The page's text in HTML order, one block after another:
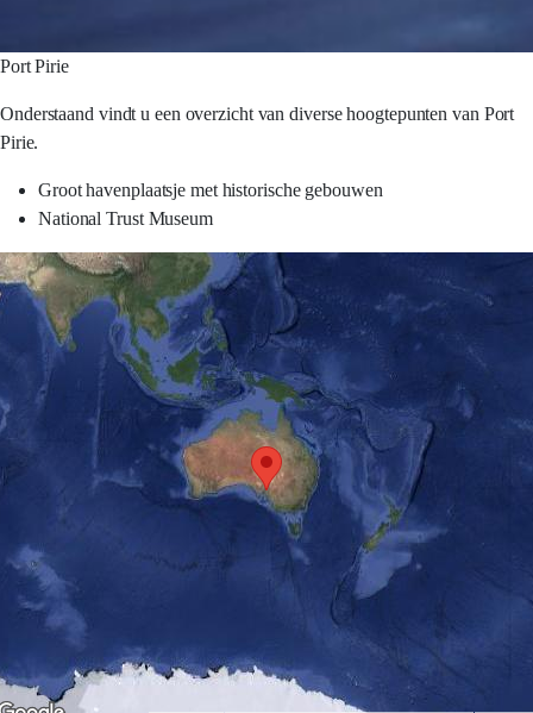
Port Pirie
Onderstaand vindt u een overzicht van diverse hoogtepunten van Port
Pirie.
Groot havenplaatsje met historische gebouwen
National Trust Museum